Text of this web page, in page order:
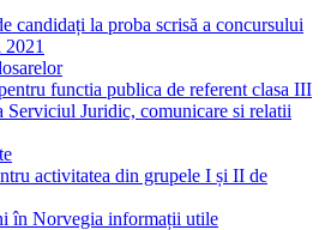
candidați la proba scrisă a concursului
functia publica de referent clasa III
Serviciul Juridic, comunicare si relatii
activitatea din grupele I și II de
în Norvegia informații utile